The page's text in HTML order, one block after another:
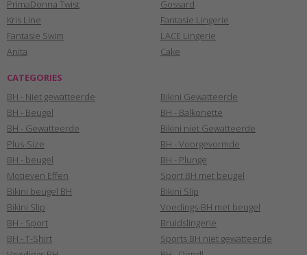
PrimaDonna Twist
Kris Line
Fantasie Swim
Anita
Gossard
Fantasie Lingerie
LACE Lingerie
Cake
CATEGORIES
BH - Niet gewatteerde
BH - Beugel
BH - Gewatteerde
Plus-Size
BH - beugel
Motieven Effen
Bikini beugel BH
Bikini Slip
BH - Sport
BH - T-Shirt
Bikini Gewatteerde
BH - Balkonette
Bikini niet Gewatteerde
BH - Voorgevormde
BH - Plunge
Sport BH met beugel
Bikini Slip
Voedings-BH met beugel
Bruidslingerie
Sports BH niet gewatteerde